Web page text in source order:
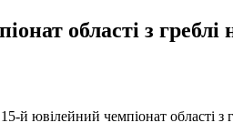
області з греблі
й ювілейний чемпіонат області